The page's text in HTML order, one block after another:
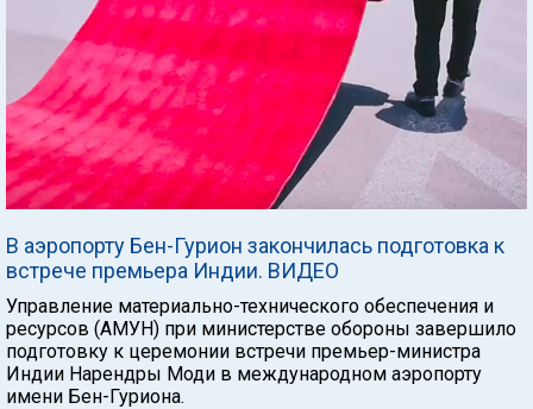
В аэропорту Бен-Гурион закончилась подготовка к
встрече премьера Индии. ВИДЕО
Управление материально-технического обеспечения и
ресурсов (АМУН) при министерстве обороны завершило
подготовку к церемонии встречи премьер-министра
Индии Нарендры Моди в международном аэропорту
имени Бен-Гуриона.